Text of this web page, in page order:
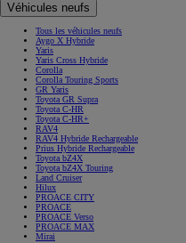
Véhicules neufs
Tous les véhicules neufs
Aygo X Hybride
Yaris
Yaris Cross Hybride
Corolla
Corolla Touring Sports
GR Yaris
Toyota GR Supra
Toyota C-HR
Toyota C-HR+
RAV4
RAV4 Hybride Rechargeable
Prius Hybride Rechargeable
Toyota bZ4X
Toyota bZ4X Touring
Land Cruiser
Hilux
PROACE CITY
PROACE
PROACE Verso
PROACE MAX
Mirai